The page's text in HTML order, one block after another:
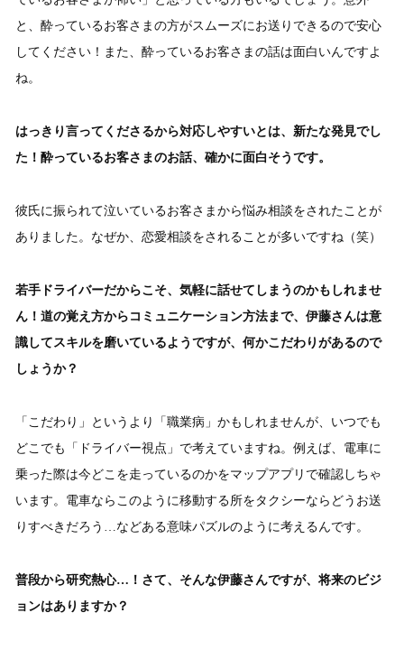
と、酔っているお客さまの方がスムーズにお送りできるので安心
してください！また、酔っているお客さまの話は面白いんですよ
ね。
はっきり言ってくださるから対応しやすいとは、新たな発見でし
た！酔っているお客さまのお話、確かに面白そうです。
彼氏に振られて泣いているお客さまから悩み相談をされたことが
ありました。なぜか、恋愛相談をされることが多いですね（笑）
若手ドライバーだからこそ、気軽に話せてしまうのかもしれませ
ん！道の覚え方からコミュニケーション方法まで、伊藤さんは意
識してスキルを磨いているようですが、何かこだわりがあるので
しょうか？
「こだわり」というより「職業病」かもしれませんが、いつでも
どこでも「ドライバー視点」で考えていますね。例えば、電車に
乗った際は今どこを走っているのかをマップアプリで確認しちゃ
います。電車ならこのように移動する所をタクシーならどうお送
りすべきだろう…などある意味パズルのように考えるんです。
普段から研究熱心…！さて、そんな伊藤さんですが、将来のビジ
ョンはありますか？